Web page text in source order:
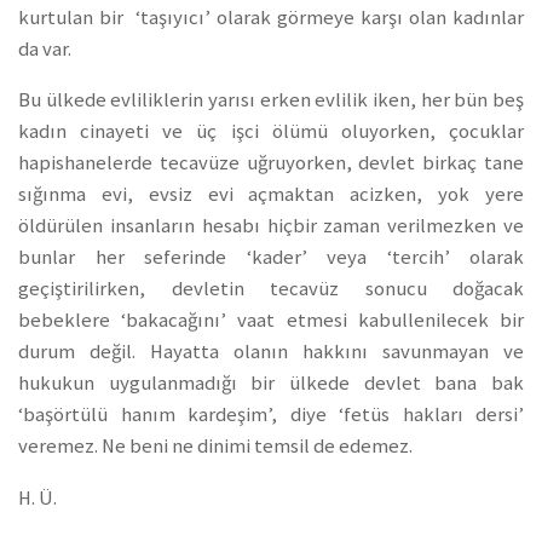
kurtulan bir ‘taşıyıcı’ olarak görmeye karşı olan kadınlar
da var.
Bu ülkede evliliklerin yarısı erken evlilik iken, her bün beş
kadın cinayeti ve üç işci ölümü oluyorken, çocuklar
hapishanelerde tecavüze uğruyorken, devlet birkaç tane
sığınma evi, evsiz evi açmaktan acizken, yok yere
öldürülen insanların hesabı hiçbir zaman verilmezken ve
bunlar her seferinde ‘kader’ veya ‘tercih’ olarak
geçiştirilirken, devletin tecavüz sonucu doğacak
bebeklere ‘bakacağını’ vaat etmesi kabullenilecek bir
durum değil. Hayatta olanın hakkını savunmayan ve
hukukun uygulanmadığı bir ülkede devlet bana bak
‘başörtülü hanım kardeşim’, diye ‘fetüs hakları dersi’
veremez. Ne beni ne dinimi temsil de edemez.
H. Ü.